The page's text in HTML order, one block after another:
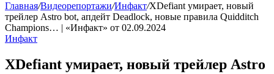
Главная/Видеорепортажи/Инфакт/XDefiant умирает, новый
трейлер Astro bot, апдейт Deadlock, новые правила Quidditch
Champions… | «Инфакт» от 02.09.2024
Инфакт
XDefiant умирает, новый трейлер Astro